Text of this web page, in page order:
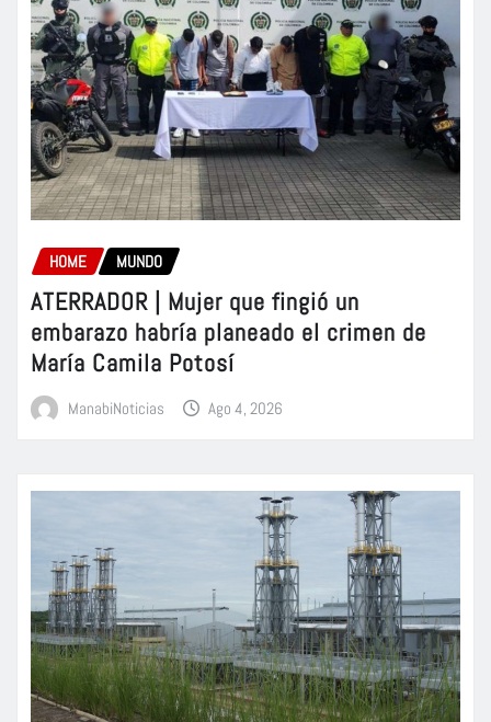
HOME MUNDO
ATERRADOR | Mujer que fingió un
embarazo habría planeado el crimen de
María Camila Potosí
ManabiNoticias Ago 4, 2026